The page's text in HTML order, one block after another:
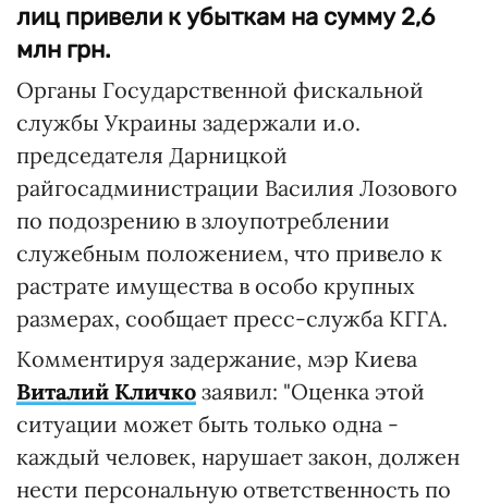
лиц привели к убыткам на сумму 2,6
млн грн.
Органы Государственной фискальной
службы Украины задержали и.о.
председателя Дарницкой
райгосадминистрации Василия Лозового
по подозрению в злоупотреблении
служебным положением, что привело к
растрате имущества в особо крупных
размерах, сообщает пресс-служба КГГА.
Комментируя задержание, мэр Киева
Виталий Кличко заявил: "Оценка этой
ситуации может быть только одна -
каждый человек, нарушает закон, должен
нести персональную ответственность по